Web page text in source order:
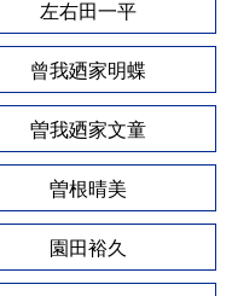
左右田一平
曾我廼家明蝶
曽我廼家文童
曽根晴美
園田裕久